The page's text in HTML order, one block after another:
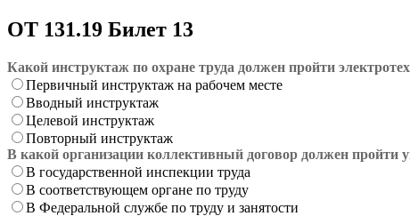
ОТ 131.19 Билет 13
Какой инструктаж по охране труда должен пройти
Первичный инструктаж на рабочем месте
Вводный инструктаж
Целевой инструктаж
Повторный инструктаж
В какой организации коллективный договор должен пройти
В государственной инспекции труда
В соответствующем органе по труду
В Федеральной службе по труду и занятости